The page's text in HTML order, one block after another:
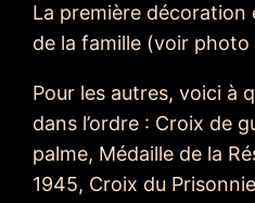
La première décoration
de la famille (voir photo
Pour les autres, voici à
dans l’ordre : Croix de
palme, Médaille de la
1945, Croix du